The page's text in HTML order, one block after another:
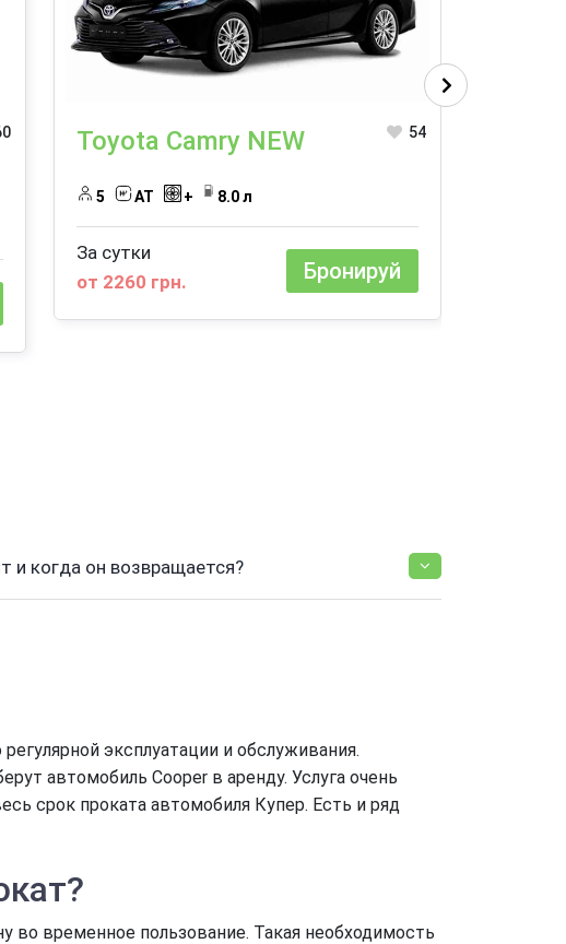
Toyota Camry NEW 54
5 AT + 8.0 л
За сутки
от 2260 грн.
Бронируй
и когда он возвращается?
эксплуатации и обслуживания.
автомобиль Cooper в аренду. Услуга очень
срок проката автомобиля Купер. Есть и ряд
временное пользование. Такая необходимость